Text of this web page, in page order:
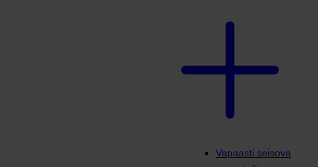
Vapaasti seisova